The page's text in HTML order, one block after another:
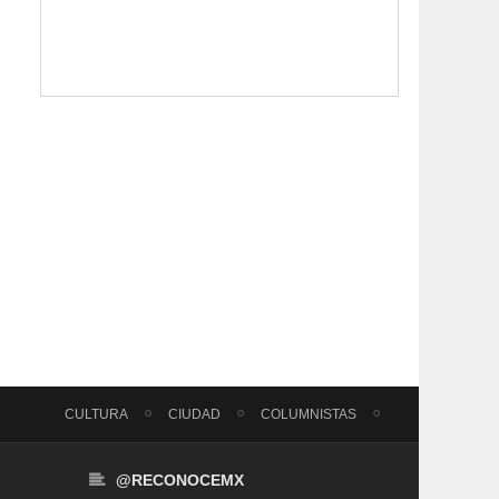
CULTURA CIUDAD COLUMNISTAS
@RECONOCEMX